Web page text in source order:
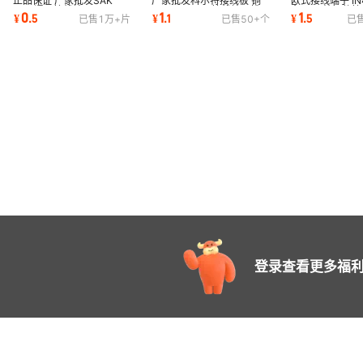
JXB 通用接线端子2.5EN.
铜 外壳正料
¥0.5 已售 1万+片
厚 JF5-1.5/5接线端子排
封闭性连接器
¥1.1 已售50+个
台 60A纯铜件接
碳外壳接线端子
¥1.5 已
登录查看更多福